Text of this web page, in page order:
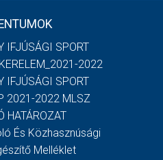
IFJÚSÁGI SPORT
2022
IFJÚSÁGI SPORT
2021-2022 MLSZ
HATÁROZAT
És Közhasznúsági
Melléklet